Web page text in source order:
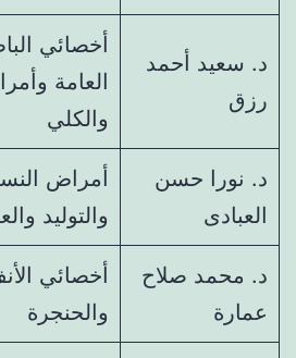
د. سعيد أحمد
رزق
أخصائي
العامة
والكلي
د. نورا حسن
العبادى
أمراض
والتوليد
د. محمد صلاح
عمارة
أخصائي
والحنجرة